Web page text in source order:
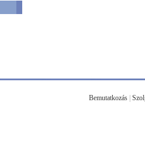
Bemutatkozás|